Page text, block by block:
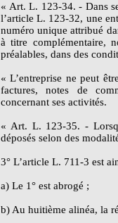
« Art. L. 123-34. - Dans
l’article L. 123-32, une
numéro unique attribué
à titre complémentaire,
préalables, dans des
« L’entreprise ne peut
factures, notes de
concernant ses activités.
« Art. L. 123-35. -
déposés selon des
3° L’article L. 711-3 est
a) Le 1° est abrogé ;
b) Au huitième alinéa, la